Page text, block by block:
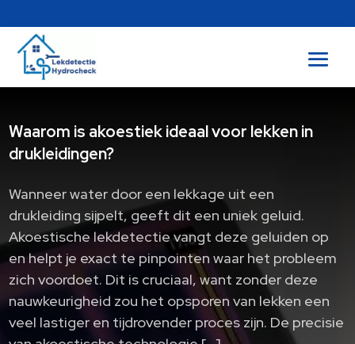
Waarom is akoestiek ideaal voor lekken in
drukleidingen?
Wanneer water door een lekkage uit een
drukleiding sijpelt, geeft dit een uniek geluid.
Akoestische lekdetectie vangt deze geluiden op
en helpt je exact te pinpointen waar het probleem
zich voordoet. Dit is cruciaal, want zonder deze
nauwkeurigheid zou het opsporen van lekken een
veel lastiger en tijdrovender proces zijn. De precisie